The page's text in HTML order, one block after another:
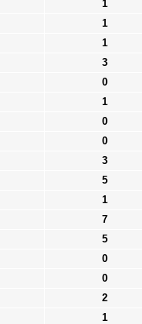
1
1
1
3
0
1
0
0
3
5
1
7
5
0
0
2
1